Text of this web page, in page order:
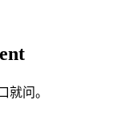
就问。